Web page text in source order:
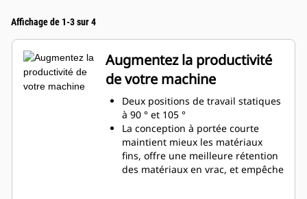
Affichage de 1-3 sur 4
Augmentez la productivité
de votre machine
Deux positions de travail statiques
à 90 ° et 105 °
La conception à portée courte
maintient mieux les matériaux
fins, offre une meilleure rétention
des matériaux en vrac, et empêche